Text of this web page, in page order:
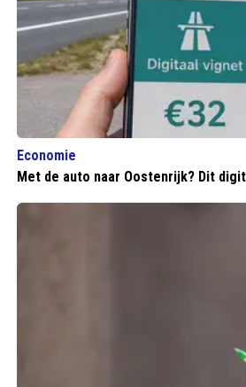
Economie
Met de auto naar Oostenrijk? Dit